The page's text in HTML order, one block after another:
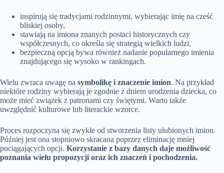
inspirują się tradycjami rodzinnymi, wybierając imię na cześć
bliskiej osoby,
stawiają na imiona znanych postaci historycznych czy
współczesnych, co określa się strategią wielkich ludzi,
bezpieczną opcją bywa również nadanie popularnego imienia
znajdującego się wysoko w rankingach.
Wielu zwraca uwagę na symbolikę i znaczenie imion. Na przykład
niektóre rodziny wybierają je zgodnie z dniem urodzenia dziecka, co
może mieć związek z patronami czy świętymi. Warto także
uwzględnić kulturowe lub literackie wzorce.
Proces rozpoczyna się zwykle od stworzenia listy ulubionych imion.
Później jest ona stopniowo skracana poprzez eliminację mniej
pociągających opcji. Korzystanie z bazy danych daje możliwość
poznania wielu propozycji oraz ich znaczeń i pochodzenia.